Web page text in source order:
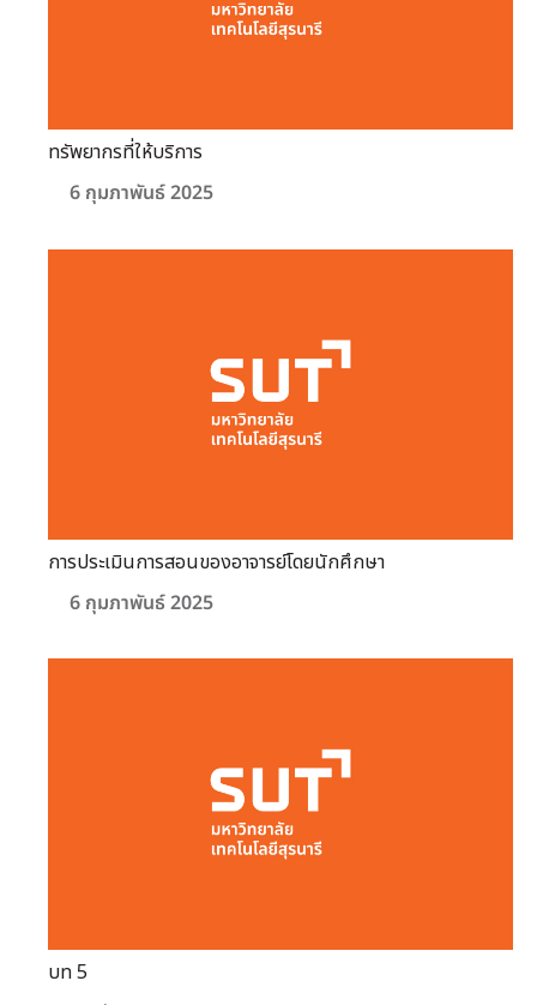
ทรัพยากรที่ให้บริการ
6 กุมภาพันธ์ 2025
การประเมินการสอนของอาจารย์โดยนักศึกษา
6 กุมภาพันธ์ 2025
บท 5